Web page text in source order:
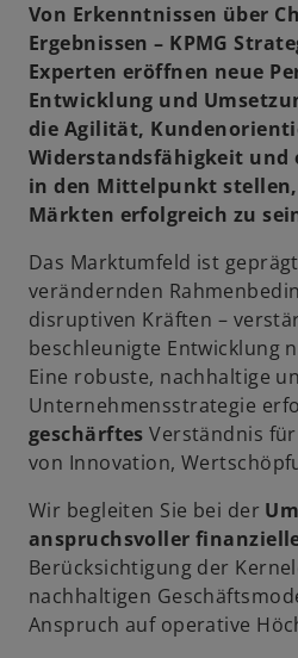
Von Erkenntnissen über
Ergebnissen – KPMG
Experten eröffnen neue
Entwicklung und
die Agilität,
Widerstandsfähigkeit und
in den Mittelpunkt
Märkten erfolgreich zu
Das Marktumfeld ist
verändernden
disruptiven Kräften –
beschleunigte Entwicklung
Eine robuste, nachhaltige
Unternehmensstrategie
geschärftes Verständnis
von Innovation,
Wir begleiten Sie bei der
anspruchsvoller
Berücksichtigung der
nachhaltigen
Anspruch auf operative